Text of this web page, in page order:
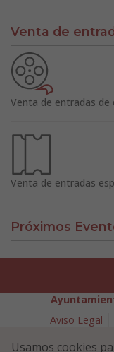
Venta de
Venta de entradas de
Venta de entradas
Próximos
Aviso Legal
Usamos cookies